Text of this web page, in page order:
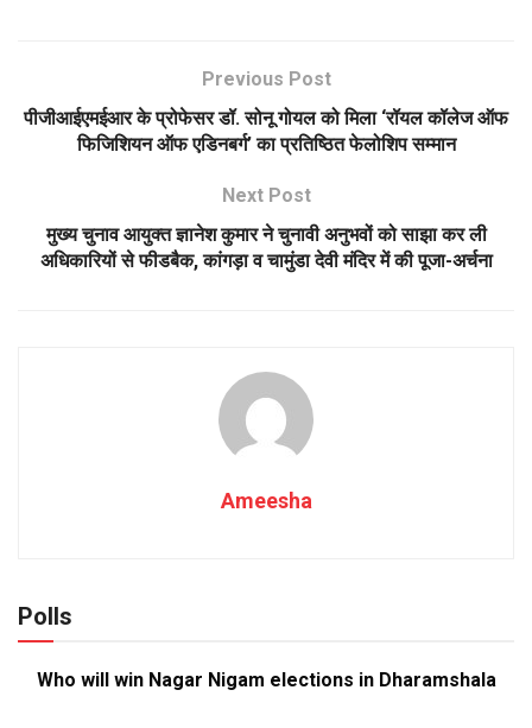
Previous Post
पीजीआईएमईआर के प्रोफेसर डॉ. सोनू गोयल को मिला ‘रॉयल कॉलेज ऑफ
फिजिशियन ऑफ एडिनबर्ग’ का प्रतिष्ठित फेलोशिप सम्मान
Next Post
मुख्य चुनाव आयुक्त ज्ञानेश कुमार ने चुनावी अनुभवों को साझा कर ली
अधिकारियों से फीडबैक, कांगड़ा व चामुंडा देवी मंदिर में की पूजा-अर्चना
Ameesha
Polls
Who will win Nagar Nigam elections in Dharamshala